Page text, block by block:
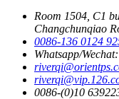
Room 1504, C1
Changchunqiao
0086-136 0124
Whatsapp/
0086-(0)10